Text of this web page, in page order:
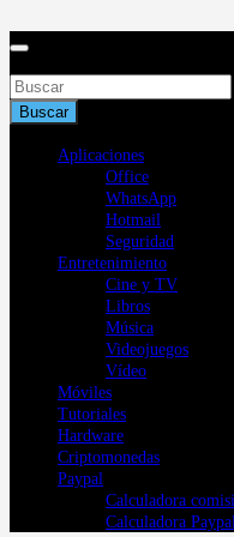
al
Buscar
Aplicaciones
Office
WhatsApp
Hotmail
Seguridad
Entretenimiento
Cine y TV
Libros
Música
Videojuegos
Vídeo
Móviles
Tutoriales
Hardware
Criptomonedas
Paypal
Calculadora
Calculadora